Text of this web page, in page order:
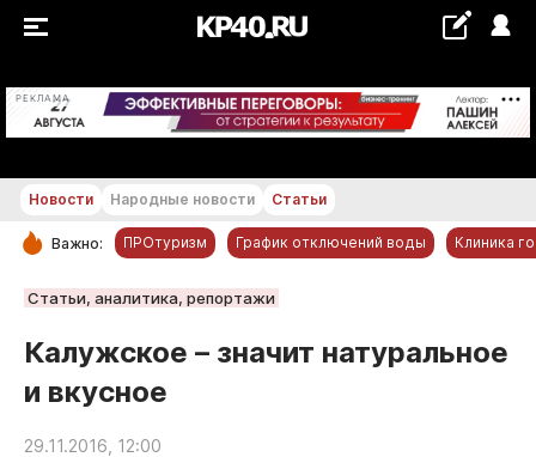
РЕКЛАМА +17...+18 °С
РУБРИКИ
Новости компаний
Статьи
Народные новости
Новости Народные новости Статьи
Важно: ПРОтуризм График отключений воды Клиника
Статьи, аналитика, репортажи
Калужское – значит натуральное
и вкусное
29.11.2016, 12:00